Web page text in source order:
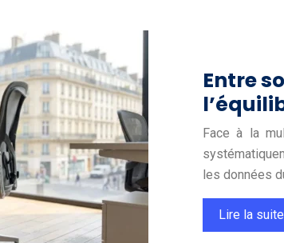
Entre
Face à la
les données
Lire la suite